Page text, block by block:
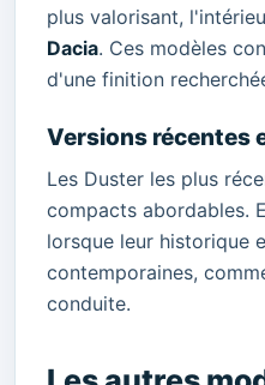
plus valorisant,
Dacia. Ces modèles
d'une finition
Versions récentes
Les Duster les plus
compacts abordables.
lorsque leur historique
contemporaines,
conduite.